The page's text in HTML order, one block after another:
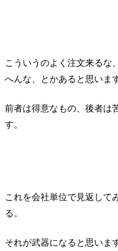
こういうのよく注文来るな
へんな、とかあると思いま
前者は得意なもの、後者は
す。
これを会社単位で見返して
る。
それが武器になると思いま